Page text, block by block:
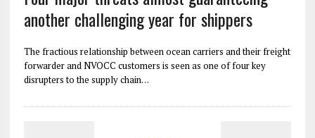
another challenging year for shippers
The fractious relationship between ocean carriers and their freight
forwarder and NVOCC customers is seen as one of four key
disrupters to the supply chain…